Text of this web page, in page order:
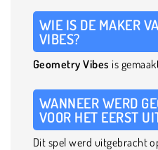
WIE IS DE MAKER
VIBES?
Geometry Vibes is
WANNEER WERD
VOOR HET EERST
Dit spel werd uitgebracht